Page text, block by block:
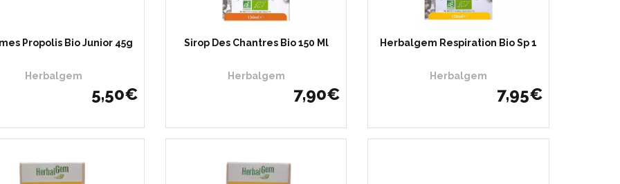
Propolis Bio Junior 45g
Herbalgem
5,50€
Sirop Des Chantres Bio 150 Ml
Herbalgem
7,90€
Herbalgem Respiration Bio Sp 1
Herbalgem
7,95€